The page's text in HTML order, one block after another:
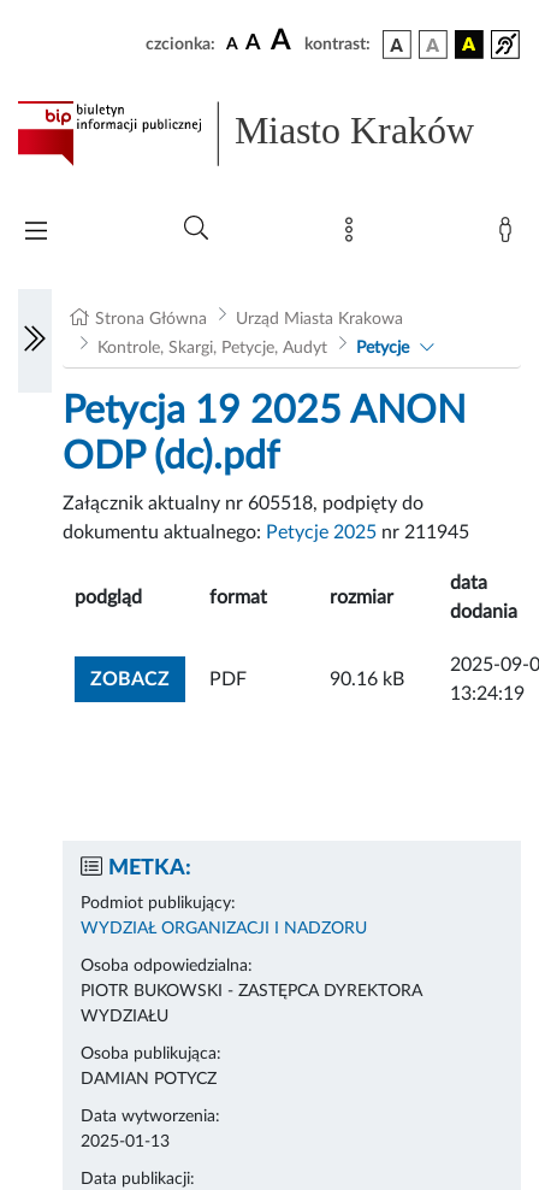
czcionka: A A A kontrast:
Miasto Kraków
Strona Główna
Urząd Miasta Krakowa
Kontrole, Skargi, Petycje, Audyt
Petycje
Petycja 19 2025 ANON
ODP (dc).pdf
Załącznik aktualny nr 605518, podpięty do
dokumentu aktualnego: Petycje 2025 nr 211945
podgląd format rozmiar
data
dodania
ZOBACZZOBACZ ZAŁĄCZNIK
PDF 90.16 kB
2025-09-
13:24:19
METKA:
Podmiot publikujący:
WYDZIAŁ ORGANIZACJI I NADZORU
Osoba odpowiedzialna:
PIOTR BUKOWSKI - ZASTĘPCA DYREKTORA
WYDZIAŁU
Osoba publikująca:
DAMIAN POTYCZ
Data wytworzenia:
2025-01-13
Data publikacji: